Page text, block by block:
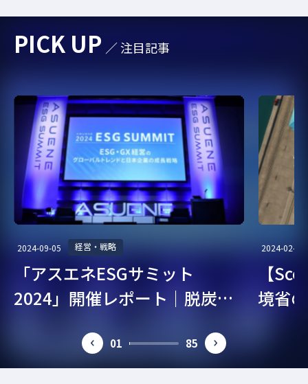
PICK UP ／ 注目記事
2024-09-05 経営・戦略
「アスエネESGサミット
2024」開催レポート｜脱炭
2024-02-07
【
境省
prev 01 85 next